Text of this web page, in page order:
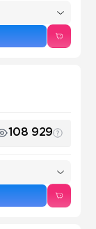
108 929